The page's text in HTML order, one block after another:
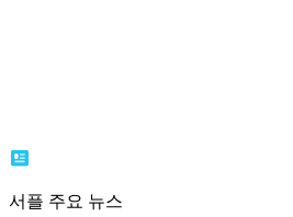
서플 주요 뉴스